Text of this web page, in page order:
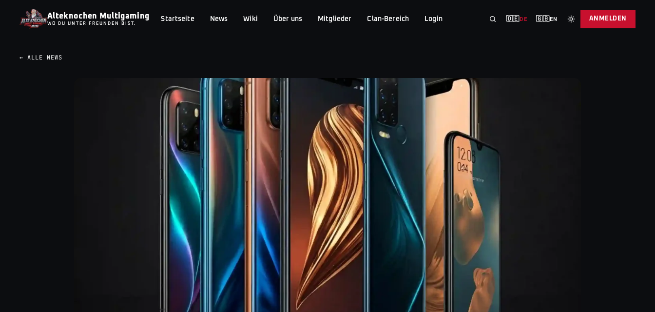
Alteknochen Multigaming
WO DU UNTER FREUNDEN BIST.
Startseite News Wiki Über uns Mitglieder Clan-Bereich Login 🇩🇪DE 🇬🇧EN ANMELDEN
← ALLE NEWS